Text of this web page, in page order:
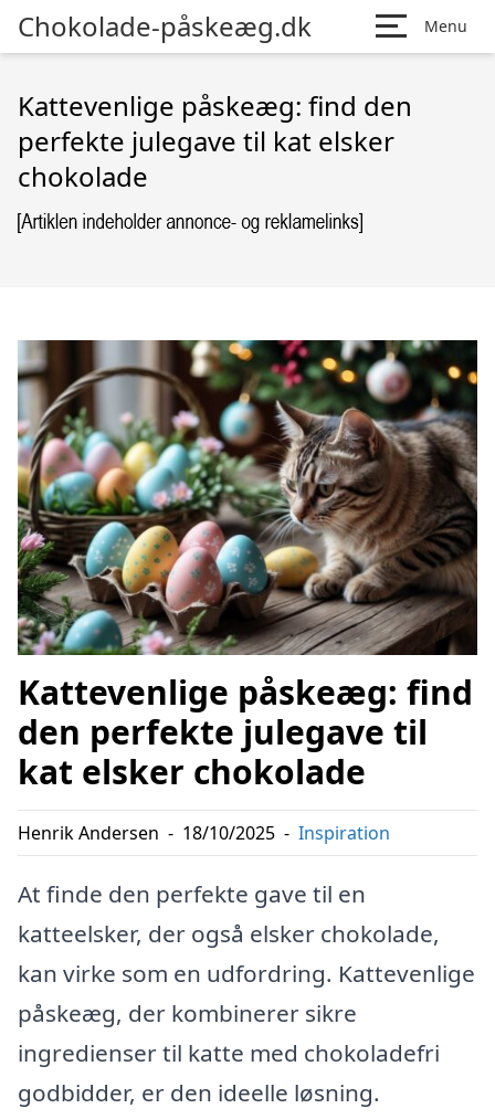
Chokolade-påskeæg.dk Menu
Kattevenlige påskeæg: find den
perfekte julegave til kat elsker
chokolade
Kattevenlige påskeæg: find
den perfekte julegave til
kat elsker chokolade
Henrik Andersen - 18/10/2025 - Inspiration
At finde den perfekte gave til en
katteelsker, der også elsker chokolade,
kan virke som en udfordring. Kattevenlige
påskeæg, der kombinerer sikre
ingredienser til katte med chokoladefri
godbidder, er den ideelle løsning.